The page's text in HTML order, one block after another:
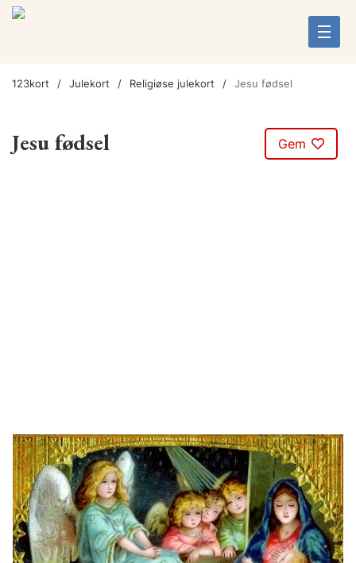
123kort Julekort Religiøse julekort Jesu fødsel
Jesu fødsel Gem